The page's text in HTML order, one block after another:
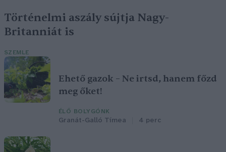
Történelmi aszály sújtja Nagy-
Britanniát is
SZEMLE
Ehető gazok – Ne irtsd, hanem főzd
meg őket!
ÉLŐ BOLYGÓNK
Granát-Galló Tímea 4 perc